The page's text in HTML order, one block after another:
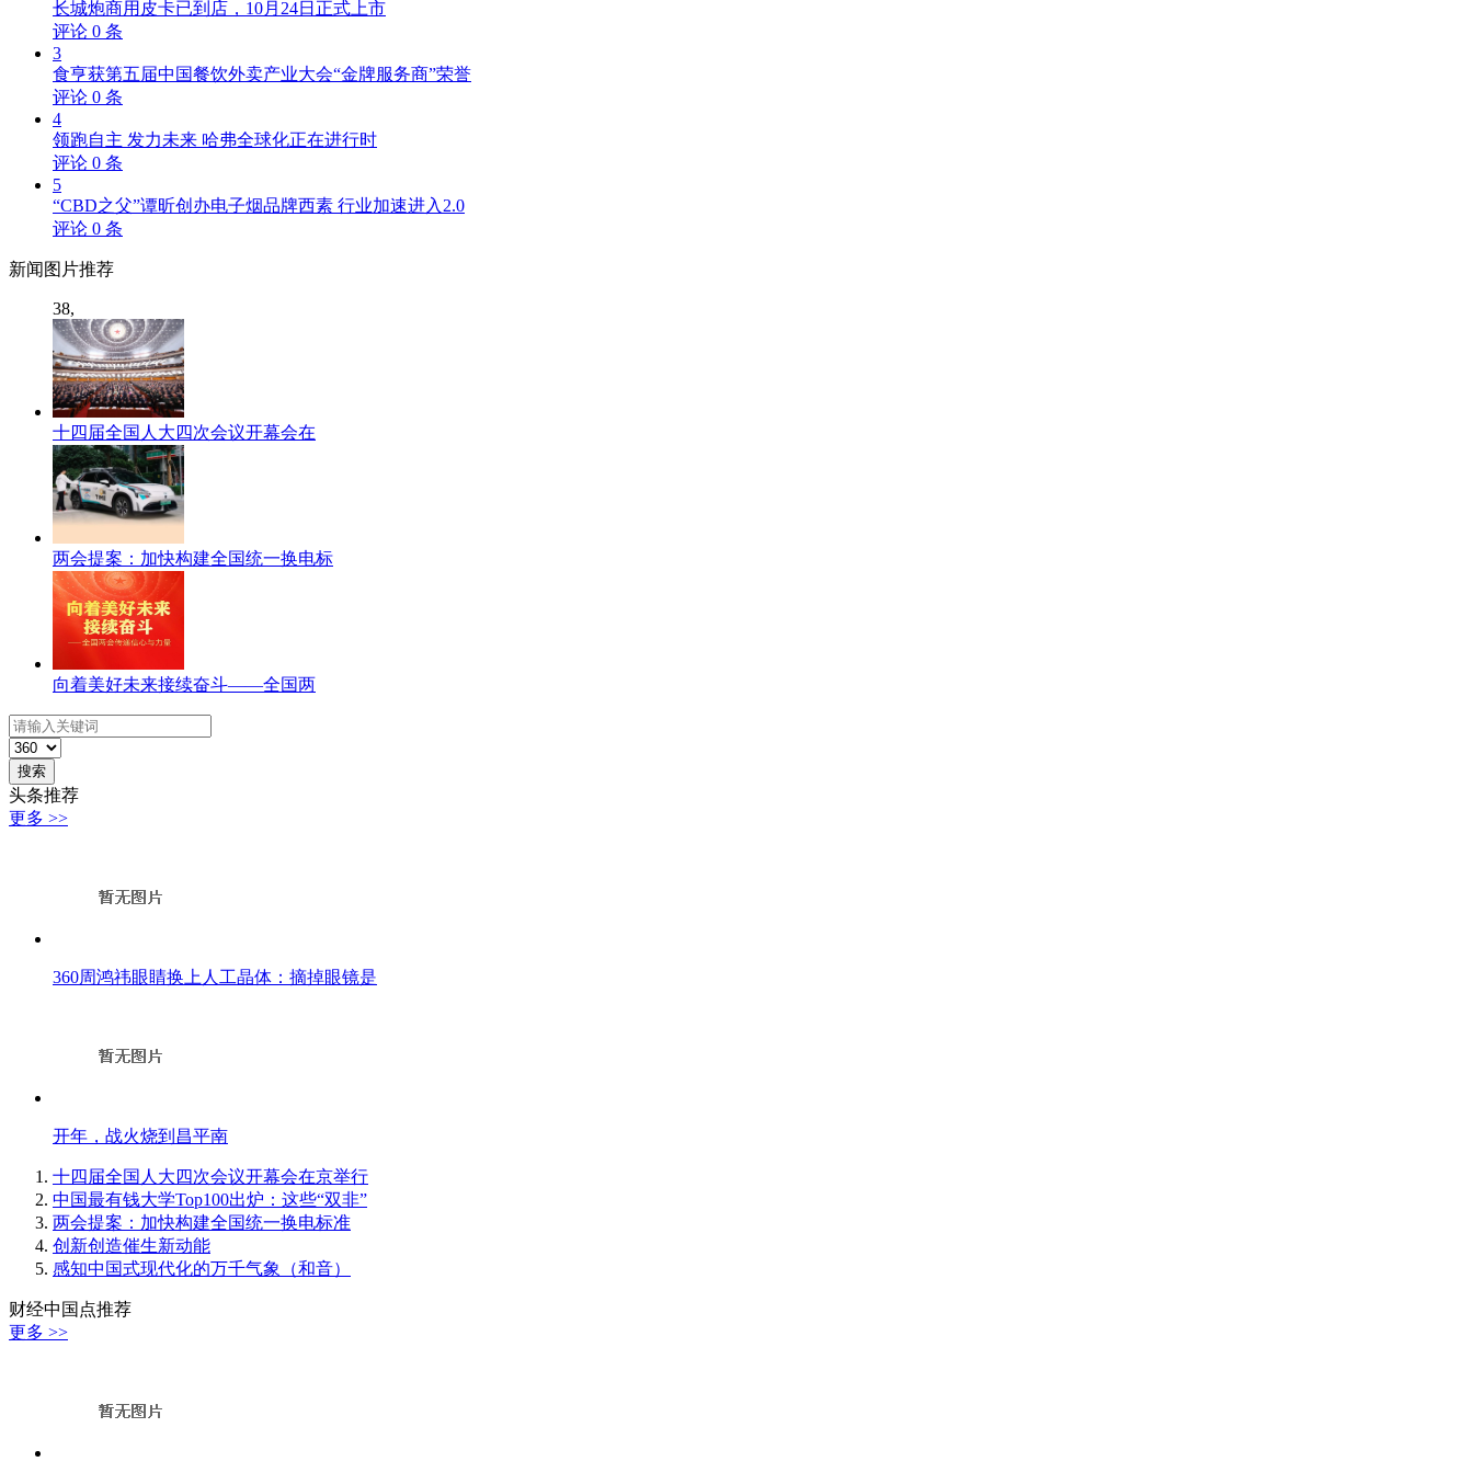
长城炮商用皮卡已到店，10月24日正式上市
评论 0 条
3
食亨获第五届中国餐饮外卖产业大会“金牌服务商”荣誉
评论 0 条
4
领跑自主 发力未来 哈弗全球化正在进行时
评论 0 条
5
“CBD之父”谭昕创办电子烟品牌西素 行业加速进入2.0
评论 0 条
新闻 图片推荐
38,
十四届全国人大四次会议开幕会在
两会提案：加快构建全国统一换电标
向着美好未来接续奋斗——全国两
搜索
头条推荐
更多 >>
360周鸿祎眼睛换上人工晶体：摘掉眼镜是
开年，战火烧到昌平南
十四届全国人大四次会议开幕会在京举行
中国最有钱大学Top100出炉：这些“双非”
两会提案：加快构建全国统一换电标准
创新创造催生新动能
感知中国式现代化的万千气象（和音）
财经中国点推荐
更多 >>